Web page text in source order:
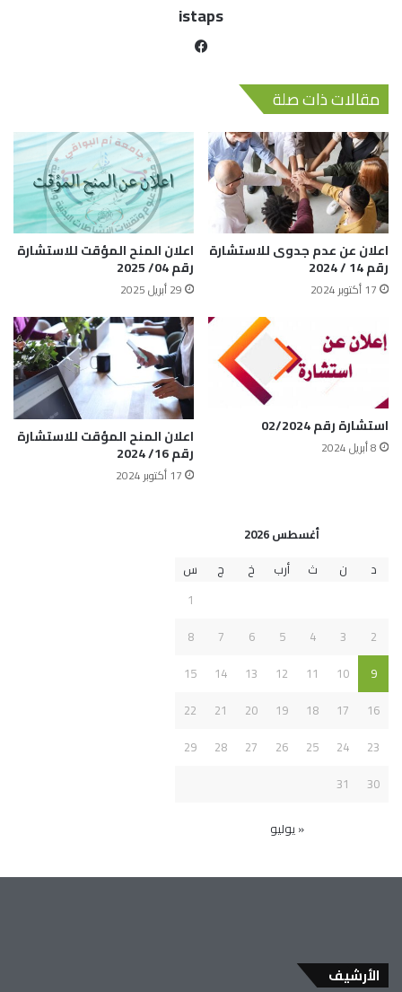
istaps
مقالات ذات صلة
اعلان عن عدم جدوى للاستشارة
رقم 14 / 2024
17 أكتوبر 2024
اعلان المنح المؤقت للاستشارة
رقم 04/ 2025
29 أبريل 2025
استشارة رقم 02/2024
8 أبريل 2024 اعلان المنح المؤقت للاستشارة
رقم 16/ 2024
17 أكتوبر 2024
أغسطس 2026
د
ن ث أرب خ ج
س
1
2
3
4
5
6
7
8
9
10
11
12
13
14
15
16
17
18
19
20
21
22
23
24
25
26
27
28
29
30
31
« يوليو
الأرشيف